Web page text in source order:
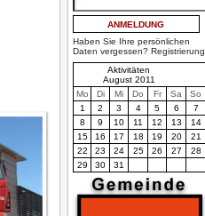
Haben Sie Ihre persönlichen
Daten vergessen? Registrierung
Aktivitäten
August 2011
Mo
Di Mi Do Fr Sa
So
1
2 3 4 5 6
7
8
9 10 11 12 13
14
15
16 17 18 19 20
21
22
23 24 25 26 27
28
29
30 31